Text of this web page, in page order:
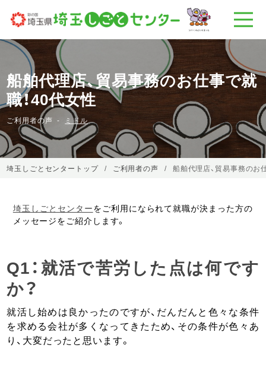
船舶代理店、貿易事務のお仕事で就
職！40代女性
ご利用者の声 ミドル
埼玉しごとセンタートップ ご利用者の声 船舶代理店、貿易事務のお
埼玉しごとセンターをご利用になられて就職が決まった方の
メッセージをご紹介します。
Q1：就活で苦労した点は何です
か？
就活し始めは良かったのですが、だんだんと色々な条件
を求める会社が多くなってきたため、その条件が色々あ
り、大変だったと思います。